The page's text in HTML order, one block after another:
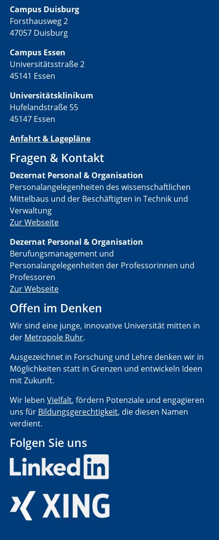
Campus Duisburg
Forsthausweg 2
47057 Duisburg
Campus Essen
Universitätsstraße 2
45141 Essen
Universitätsklinikum
Hufelandstraße 55
45147 Essen
Anfahrt & Lagepläne
Fragen & Kontakt
Dezernat Personal & Organisation
Personalangelegenheiten des wissenschaftlichen
Mittelbaus und der Beschäftigten in Technik und
Verwaltung
Zur Webseite
Dezernat Personal & Organisation
Berufungsmanagement und
Personalangelegenheiten der Professorinnen und
Professoren
Zur Webseite
Offen im Denken
Wir sind eine junge, innovative Universität mitten in
der Metropole Ruhr.
Ausgezeichnet in Forschung und Lehre denken wir in
Möglichkeiten statt in Grenzen und entwickeln Ideen
mit Zukunft.
Wir leben Vielfalt, fördern Potenziale und engagieren
uns für Bildungsgerechtigkeit, die diesen Namen
verdient.
Folgen Sie uns